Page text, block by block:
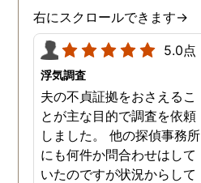
右にスクロールできます→
5.0点
浮気調査
夫の不貞証拠をおさえるこ
とが主な目的で調査を依頼
しました。 他の探偵事務所
にも何件か問合わせはして
いたのですが状況からして